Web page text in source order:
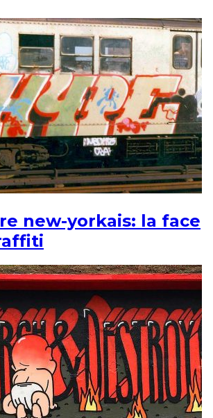
new-yorkais: la face